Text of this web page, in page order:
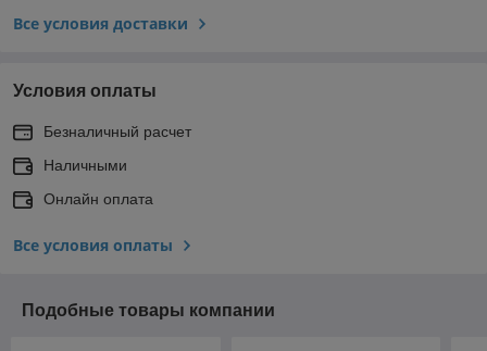
Все условия доставки
Условия оплаты
Безналичный расчет
Наличными
Онлайн оплата
Все условия оплаты
Подобные товары компании